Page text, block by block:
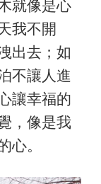
就像是心
我不開
出去；如
不讓人進
讓幸福的
，像是我
心。